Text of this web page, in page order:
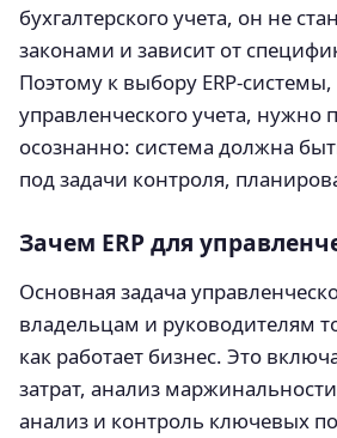
бухгалтерского учета, он не
законами и зависит от
Поэтому к выбору ERP-
управленческого учета, нужно
осознанно: система должна
под задачи контроля,
Зачем ERP для
Основная задача
владельцам и руководителям
как работает бизнес. Это
затрат, анализ
анализ и контроль ключевых